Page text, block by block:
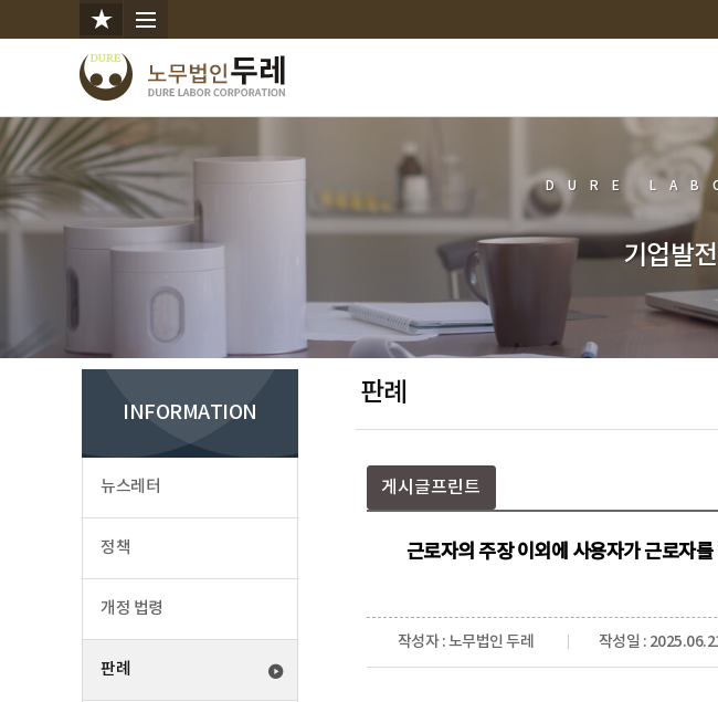
DURE
기업발
INFORMATION
뉴스레터
정책
개정 법령
판례
판례
게시글프린트
근로자의 주장 이외에 사용자가 근로자
작성자 : 노무법인 두레 작성일 :